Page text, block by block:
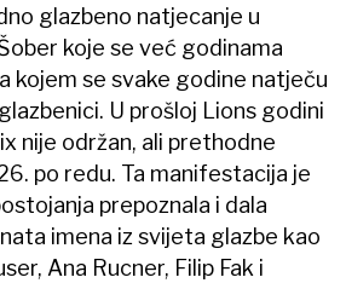
glazbeno natjecanje u
koje se već godinama
kojem se svake godine natječu
U prošloj Lions godini
nije održan, ali prethodne
po redu. Ta manifestacija je
prepoznala i dala
imena iz svijeta glazbe kao
Ana Rucner, Filip Fak i